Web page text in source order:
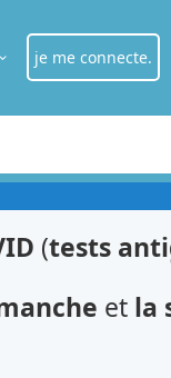
je me connecte.
(tests
et la